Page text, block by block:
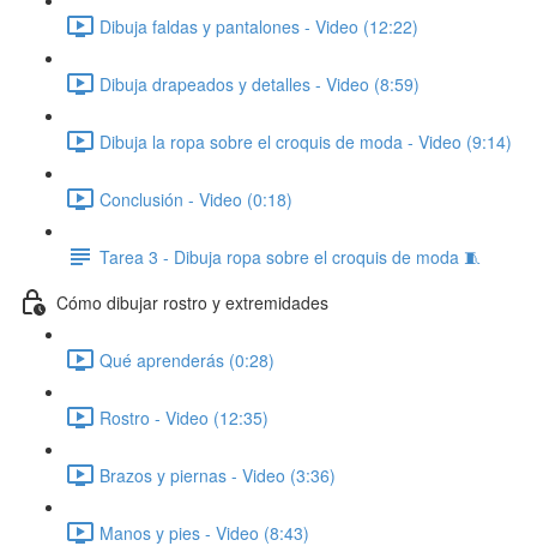
Dibuja faldas y pantalones - Video (12:22)
Dibuja drapeados y detalles - Video (8:59)
Dibuja la ropa sobre el croquis de moda - Video (9:14)
Conclusión - Video (0:18)
Tarea 3 - Dibuja ropa sobre el croquis de moda 🧵
Cómo dibujar rostro y extremidades
Qué aprenderás (0:28)
Rostro - Video (12:35)
Brazos y piernas - Video (3:36)
Manos y pies - Video (8:43)